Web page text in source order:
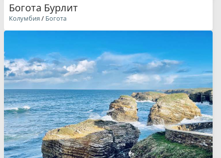
Богота Бурлит
Колумбия / Богота